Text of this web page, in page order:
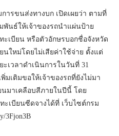
ารขนส่งทางบก เปิดเผยว่า ตามที่
นธ์ให้เจ้าของรถนำแผ่นป้าย
เบียน หรือตัวอักษรบอกชื่อจังหวัด
ใหม่โดยไม่เสียค่าใช้จ่าย ตั้งแต่
เวลาดำเนินการในวันที่ 31
มเติมขอให้เจ้าของรถที่ยังไม่มา
นมาเคลือบสีภายในปีนี้ โดย
เบียนซีดจางได้ที่ เว็บไซต์กรม
3Fjon3B